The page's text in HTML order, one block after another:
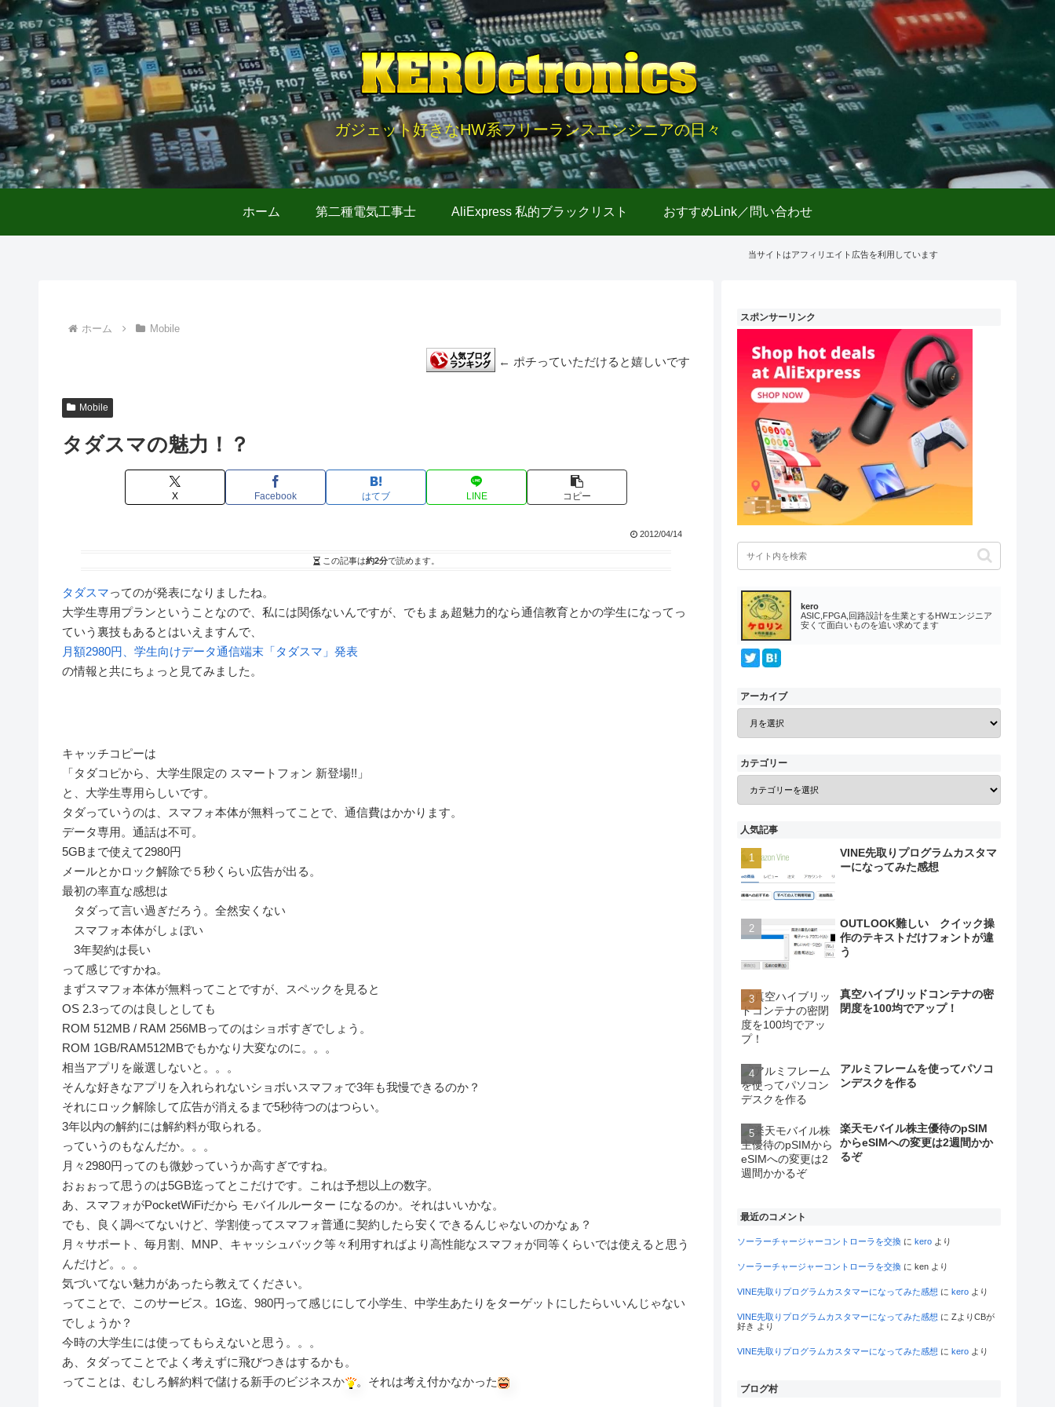
ガジェット好きなHW系フリーランスエンジニアの日々
ホーム 第二種電気工事士 AliExpress 私的ブラックリスト おすすめLink／問い合わせ
当サイトはアフィリエイト広告を利用しています
ホーム Mobile
← ポチっていただけると嬉しいです
Mobile
タダスマの魅力！？
X Facebook はてブ LINE コピー
2012/04/14
この記事は約2分で読めます。
タダスマってのが発表になりましたね。
大学生専用プランということなので、私には関係ないんですが、でもまぁ超魅力的なら通信教育とかの学生になってっ
ていう裏技もあるとはいえますんで、
月額2980円、学生向けデータ通信端末「タダスマ」発表
の情報と共にちょっと見てみました。
キャッチコピーは
「タダコピから、大学生限定の スマートフォン 新登場!!」
と、大学生専用らしいです。
タダっていうのは、スマフォ本体が無料ってことで、通信費はかかります。
データ専用。通話は不可。
5GBまで使えて2980円
メールとかロック解除で５秒くらい広告が出る。
最初の率直な感想は
タダって言い過ぎだろう。全然安くない
スマフォ本体がしょぼい
3年契約は長い
って感じですかね。
まずスマフォ本体が無料ってことですが、スペックを見ると
OS 2.3ってのは良しとしても
ROM 512MB / RAM 256MBってのはショボすぎでしょう。
ROM 1GB/RAM512MBでもかなり大変なのに。。。
相当アプリを厳選しないと。。。
そんな好きなアプリを入れられないショボいスマフォで3年も我慢できるのか？
それにロック解除して広告が消えるまで5秒待つのはつらい。
3年以内の解約には解約料が取られる。
っていうのもなんだか。。。
月々2980円ってのも微妙っていうか高すぎですね。
おぉぉって思うのは5GB迄ってとこだけです。これは予想以上の数字。
あ、スマフォがPocketWiFiだから モバイルルーター になるのか。それはいいかな。
でも、良く調べてないけど、学割使ってスマフォ普通に契約したら安くできるんじゃないのかなぁ？
月々サポート、毎月割、MNP、キャッシュバック等々利用すればより高性能なスマフォが同等くらいでは使えると思う
んだけど。。。
気づいてない魅力があったら教えてください。
ってことで、このサービス。1G迄、980円って感じにして小学生、中学生あたりをターゲットにしたらいいんじゃない
でしょうか？
今時の大学生には使ってもらえないと思う。。。
あ、タダってことでよく考えずに飛びつきはするかも。
ってことは、むしろ解約料で儲ける新手のビジネスか
。それは考え付かなかった
スポンサーリンク
kero
ASIC,FPGA,回路設計を生業とするHWエンジニア
安くて面白いものを追い求めてます
アーカイブ
カテゴリー
人気記事
VINE先取りプログラムカスタマ
ーになってみた感想
OUTLOOK難しい クイック操
作のテキストだけフォントが違
う
真空ハイブリッドコンテナの密
閉度を100均でアップ！
アルミフレームを使ってパソコ
ンデスクを作る
楽天モバイル株主優待のpSIM
からeSIMへの変更は2週間かか
るぞ
最近のコメント
ソーラーチャージャーコントローラを交換 に kero より
ソーラーチャージャーコントローラを交換 に ken より
VINE先取りプログラムカスタマーになってみた感想 に kero より
VINE先取りプログラムカスタマーになってみた感想 に ZよりCBが
好き より
VINE先取りプログラムカスタマーになってみた感想 に kero より
ブログ村